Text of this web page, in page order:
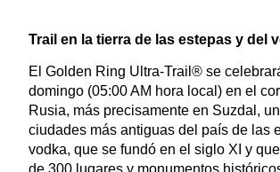
Trail en la tierra de las estepas y del
El Golden Ring Ultra-Trail® se
domingo (05:00 AM hora local) en el
Rusia, más precisamente en Suzdal,
ciudades más antiguas del país de las
vodka, que se fundó en el siglo XI y
de 300 lugares y monumentos